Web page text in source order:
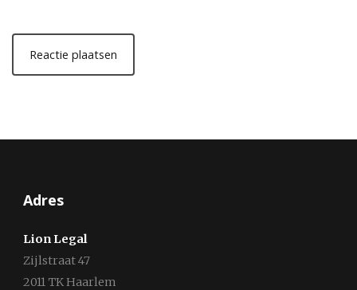
Adres
Lion Legal
Zijlstraat 47
2011 TK Haarlem